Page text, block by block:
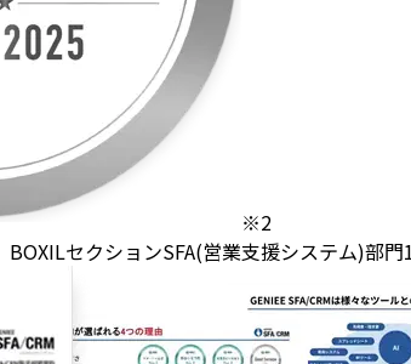
※2
BOXILセクションSFA(営業支援システム)部門